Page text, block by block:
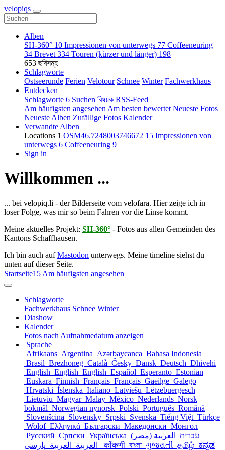
velopiqs
Alben
SH-360° 10 Impressionen von unterwegs 77 Coffeeneuring
34 Brevet 334 Touren (kürzer und länger) 198
653 ছবিসমূহ
Schlagworte
Ostseerunde Ferien Velotour Schnee Winter Fachwerkhaus
Entdecken
Schlagworte 6 Suchen বিষয়ক RSS-Feed
Am häufigsten angesehen Am besten bewertet Neueste Fotos
Neueste Alben Zufällige Fotos Kalender
Verwandte Alben
Locations 1 OSM46.7248003746672 15 Impressionen von
unterwegs 6 Coffeeneuring 9
Sign in
Willkommen ...
... bei velopiq.li - der Bilderseite vom velofara. Hier zeige ich in
loser Folge, was mir so beim Fahren vor die Linse kommt.
Meine aktuelles Projekt: SH-360° - Fotos aus allen Gemeinden des
Kantons Schaffhausen.
Ich bin auch aufMastodon unterwegs. Meine timeline siehst du
unten auf dieser Seite.
Startseite15 Am häufigsten angesehen
Schlagworte
Fachwerkhaus Schnee Winter
Diashow
Kalender
Fotos nach Aufnahmedatum anzeigen
Sprache
Afrikaans Argentina Azərbaycanca Bahasa Indonesia
Brasil Brezhoneg Català Česky Dansk Deutsch Dhivehi
English English English Español Esperanto Estonian
Euskara Finnish Français Français Gaeilge Galego
Hrvatski Íslenska Italiano Latviešu Lëtzebuergesch
Lietuviu Magyar Malay México Nederlands Norsk
bokmål Norwegian nynorsk Polski Português Română
Slovenšcina Slovensky Srpski Svenska Tiếng Việt Türkçe
Wolof Ελληνικά Български Македонски Монгол
Русский Српски Українська עברית
العربية (مصر)
العربية
العربية कोंकणी বাংলা ગુજરાતી தமிழ் ಕನ್ನಡ